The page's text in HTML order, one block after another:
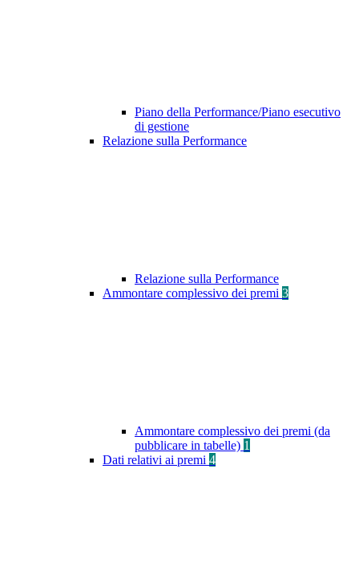
Piano della Performance/Piano esecutivo
di gestione
Relazione sulla Performance
Relazione sulla Performance
Ammontare complessivo dei premi 3
Ammontare complessivo dei premi (da
pubblicare in tabelle) 1
Dati relativi ai premi 4